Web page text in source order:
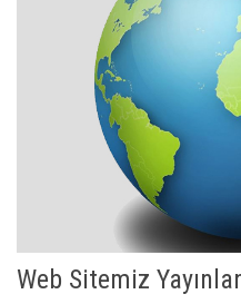
Web Sitemiz